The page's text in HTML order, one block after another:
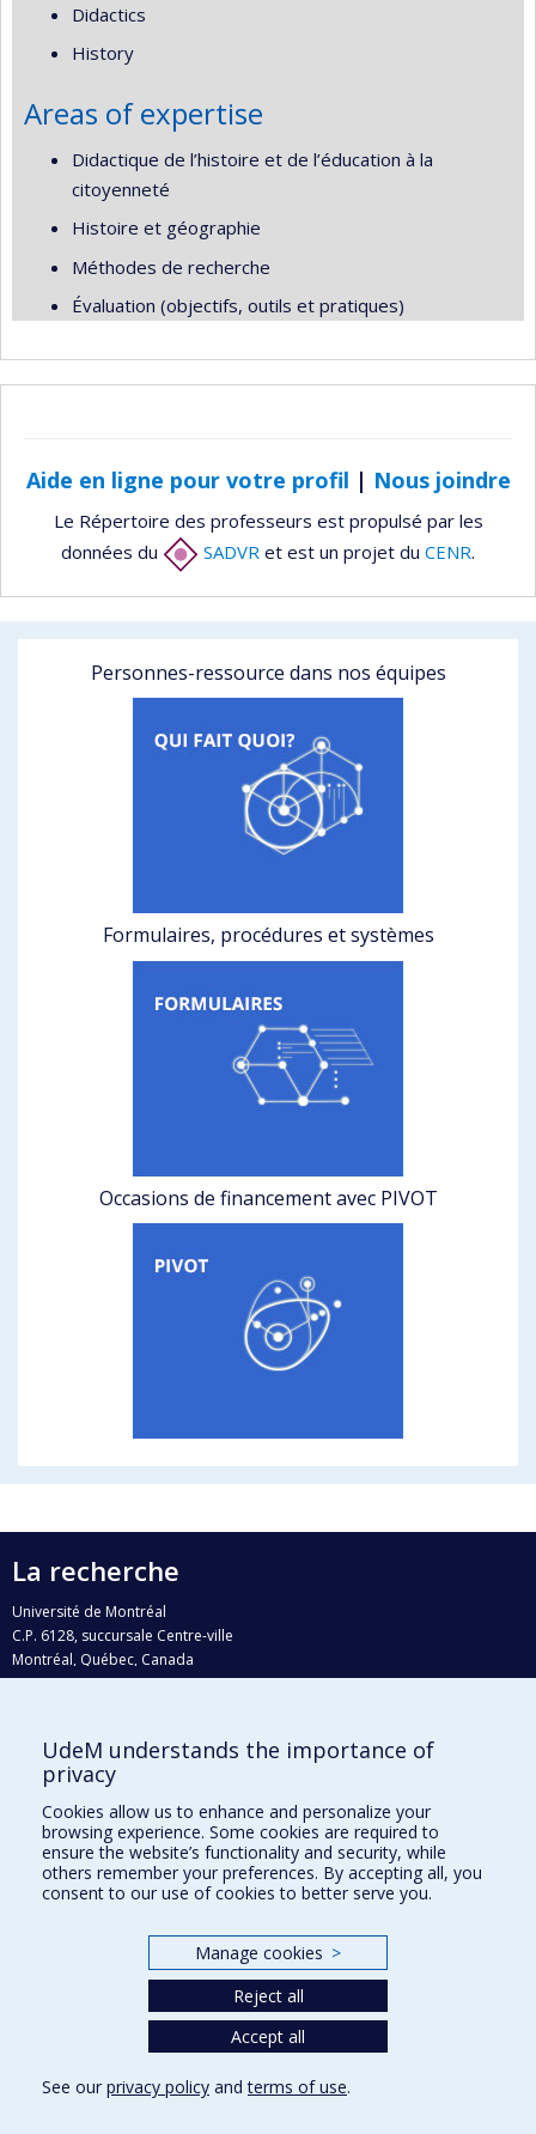
Didactics
History
Areas of expertise
Didactique de l’histoire et de l’éducation à la
citoyenneté
Histoire et géographie
Méthodes de recherche
Évaluation (objectifs, outils et pratiques)
Aide en ligne pour votre profil | Nous joindre
Le Répertoire des professeurs est propulsé par les
données du
SADVR et est un projet du CENR.
Personnes-ressource dans nos équipes
Formulaires, procédures et systèmes
Occasions de financement avec PIVOT
La recherche
Université de Montréal
C.P. 6128, succursale Centre-ville
Montréal, Québec, Canada
H3C 3J7
Qui fait quoi?
Nous trouver
Plan du site
Accessibilité
UdeM understands the importance of
privacy
Cookies allow us to enhance and personalize your
browsing experience. Some cookies are required to
ensure the website’s functionality and security, while
others remember your preferences. By accepting all, you
consent to our use of cookies to better serve you.
Manage cookies >
Reject all
Accept all
See our privacy policy andterms of use.